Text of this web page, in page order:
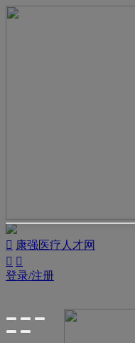
 康强医疗人才网
 
登录/注册